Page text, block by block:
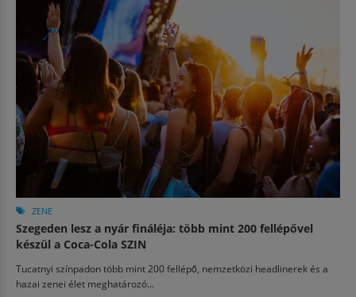
ZENE
Szegeden lesz a nyár fináléja: több mint 200 fellépővel
készül a Coca-Cola SZIN
Tucatnyi színpadon több mint 200 fellépő, nemzetközi headlinerek és a
hazai zenei élet meghatározó...